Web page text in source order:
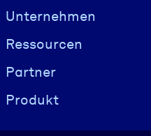
Visually hidden Text
Unternehmen
Ressourcen
Partner
Produkt